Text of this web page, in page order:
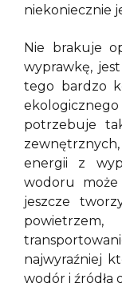
Nie brakuje
wyprawkę,
tego bardzo
potrzebuje
energii z
wodoru
jeszcze
najwyraźniej
wodór i źródła